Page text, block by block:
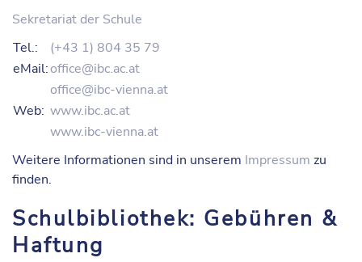
Sekretariat der Schule
Tel.:
(+43 1) 804 35 79
eMail:office@ibc.ac.at
office@ibc-vienna.at
Web: www.ibc.ac.at
www.ibc-vienna.at
Weitere Informationen sind in unserem Impressum zu
finden.
Schulbibliothek: Gebühren &
Haftung